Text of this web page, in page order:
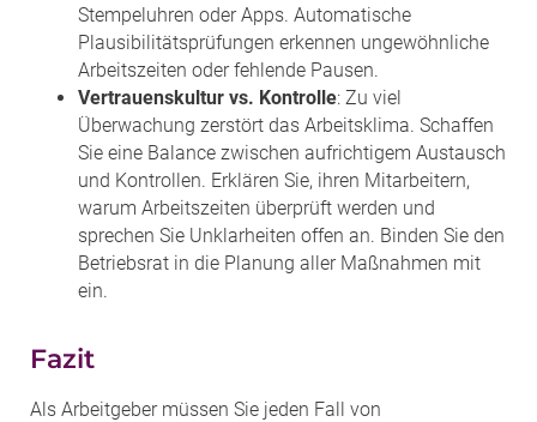
Stempeluhren oder Apps. Automatische
Plausibilitätsprüfungen erkennen ungewöhnliche
Arbeitszeiten oder fehlende Pausen.
Vertrauenskultur vs. Kontrolle: Zu viel
Überwachung zerstört das Arbeitsklima. Schaffen
Sie eine Balance zwischen aufrichtigem Austausch
und Kontrollen. Erklären Sie, ihren Mitarbeitern,
warum Arbeitszeiten überprüft werden und
sprechen Sie Unklarheiten offen an. Binden Sie den
Betriebsrat in die Planung aller Maßnahmen mit
ein.
Fazit
Als Arbeitgeber müssen Sie jeden Fall von